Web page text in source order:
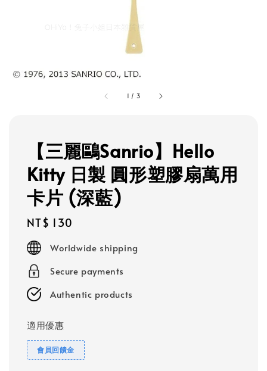
1 / 3
【三麗鷗Sanrio】Hello
Kitty 日製 圓形塑膠扇萬用
卡片 (深藍)
Regular
price
NT$ 130
Worldwide shipping
Secure payments
Authentic products
適用優惠
會員回饋金